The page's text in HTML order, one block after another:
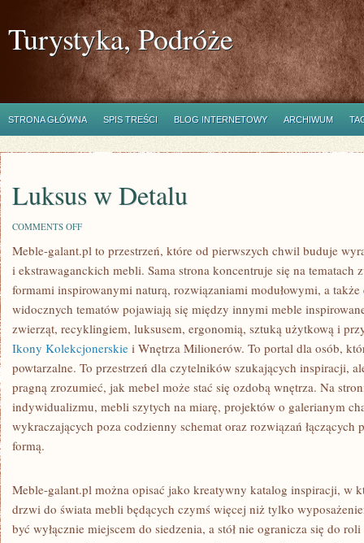
Turystyka, Podróże
STRONA GŁÓWNA SPIS TREŚCI BLOG INTERNETOWY ARCHIWUM
Luksus w Detalu
COMMENTS OFFON
W
Meble-galant.pl to przestrzeń, które od pierwszych chwil buduje
i ekstrawaganckich mebli. Sama strona koncentruje się na tematach
formami inspirowanymi naturą, rozwiązaniami modułowymi, a
widocznych tematów pojawiają się między innymi meble
zwierząt, recyklingiem, luksusem, ergonomią, sztuką użytkową i
Ikony Kolekcjonerskie i Wnętrza Milionerów. To portal dla osób,
powtarzalne. To przestrzeń dla czytelników szukających inspiracji,
pragną zrozumieć, jak mebel może stać się ozdobą wnętrza. Na
indywidualizmu, mebli szytych na miarę, projektów o galerianym
wykraczających poza codzienny schemat oraz rozwiązań łączących
formą.
Meble-galant.pl można opisać jako kreatywny katalog inspiracji, w
drzwi do świata mebli będących czymś więcej niż tylko
być wyłącznie miejscem do siedzenia, a stół nie ogranicza się do